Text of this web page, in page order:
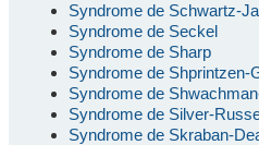
Syndrome de Schwartz-
Syndrome de Seckel
Syndrome de Sharp
Syndrome de Shprintzen-
Syndrome de
Syndrome de Silver-
Syndrome de Skraban-